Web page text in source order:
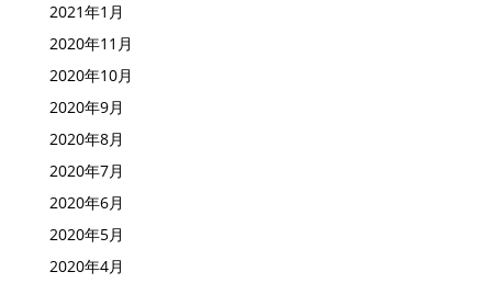
2021年1月
2020年11月
2020年10月
2020年9月
2020年8月
2020年7月
2020年6月
2020年5月
2020年4月